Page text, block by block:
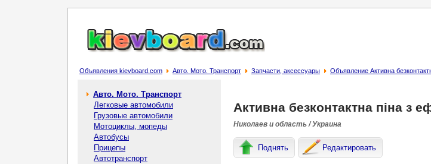
Объявления kievboard.com Авто. Мото. Транспорт Запчасти, аксессуары Объявление Активна
Авто. Мото. Транспорт
Легковые автомобили
Грузовые автомобили
Мотоциклы, мопеды
Автобусы
Прицепы
Автотранспорт
Активна безконтактна піна з
Николаев и область / Украина
Поднять Редактировать